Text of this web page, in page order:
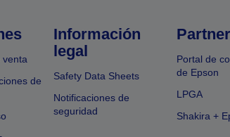
venta
de
Información
legal
Safety Data Sheets
Notificaciones de
seguridad
Portal de
de Epson
LPGA
Shakira +